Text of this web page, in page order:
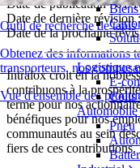
Outil de recherche de tapis
Obtenez des informations
transporteurs, nos
Vue d'ensemble des
Logistique
E-
Colis
Automobile
Pneu
Date de publication : 01/
Date de dernière révision
Date de la prochaine
Intralox croit en la
contribuons à la
terme pour nos
bénéfiques pour nos
communautés au sein
fiers de ces contributions.